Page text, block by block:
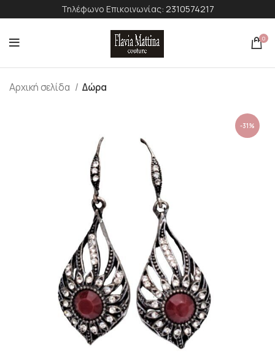
Τηλέφωνο Επικοινωνίας: 2310574217
0
Αρχική σελίδα Δώρα
-31%